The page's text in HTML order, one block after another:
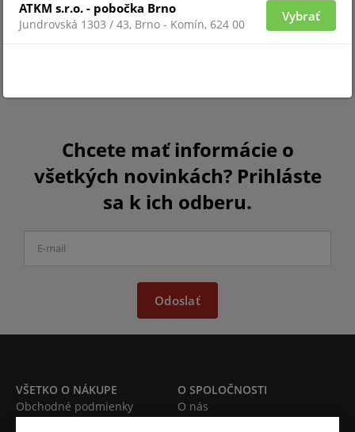
Chcete mať informácie o
všetkých novinkách? Prihláste
sa k ich odberu.
Odoslať
VŠETKO O NÁKUPE
Obchodné podmienky
O SPOLOČNOSTI
O nás
ATKM s.r.o. - pobočka Brno
Jundrovská 1303 / 43, Brno - Komín, 624 00
Vybrať